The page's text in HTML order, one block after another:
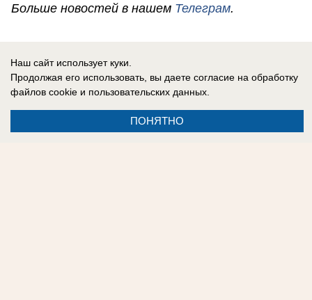
Больше новостей в нашем Телеграм.
Наш сайт использует куки.
Продолжая его использовать, вы даете согласие на обработку
файлов cookie и пользовательских данных.
ПОНЯТНО